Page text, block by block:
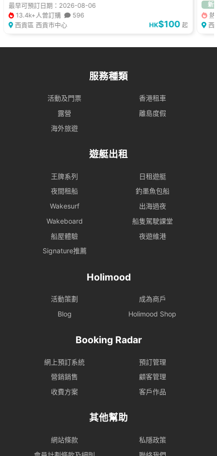
最早可預訂日期：2026-08-06
13.4k+人曾訂購
596
西貢區 西貢市中心
HK$100 起
新
熱
西
服務種類
活動及門票
香港租車
露營
離島度假
海外旅遊
遊艇出租
王牌系列
日租遊艇
夜間租船
釣墨魚包船
Wakesurf
出海過夜
Wakeboard
船隻駕駛課堂
船屋體驗
夜遊維港
Signature推薦
Holimood
活動策劃
成為商戶
Blog
Holimood Shop
Booking Radar
網上預訂系統
預訂管理
營銷銷售
顧客管理
收費方案
客戶作品
其他幫助
網站條款
私隱政策